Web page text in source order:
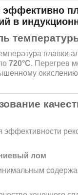
эффективно
в
плавки
720°C. Перегрев
лом